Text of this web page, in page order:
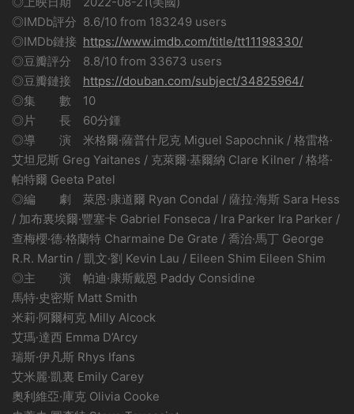
◎IMDb評分 8.6/10 from 183249 users
◎IMDb鏈接 https://www.imdb.com/title/tt11198330/
◎豆瓣評分 8.8/10 from 33673 users
◎豆瓣鏈接 https://douban.com/subject/34825964/
◎集 數 10
◎片 長 60分鍾
◎導 演 米格爾·薩普什尼克 Miguel Sapochnik / 格雷格·
艾坦尼斯 Greg Yaitanes / 克萊爾·基爾納 Clare Kilner / 格塔·
帕特爾 Geeta Patel
◎編 劇 萊恩·康道爾 Ryan Condal / 薩拉·海斯 Sara Hess
/ 加布裏埃爾·豐塞卡 Gabriel Fonseca / Ira Parker Ira Parker /
查梅櫻·德·格蘭特 Charmaine De Grate / 喬治·馬丁 George
R.R. Martin / 凱文·劉 Kevin Lau / Eileen Shim Eileen Shim
◎主 演 帕迪·康斯戴恩 Paddy Considine
馬特·史密斯 Matt Smith
米莉·阿爾柯克 Milly Alcock
艾瑪·達西 Emma D’Arcy
瑞斯·伊凡斯 Rhys Ifans
艾米麗·凱裏 Emily Carey
奧利維亞·庫克 Olivia Cooke